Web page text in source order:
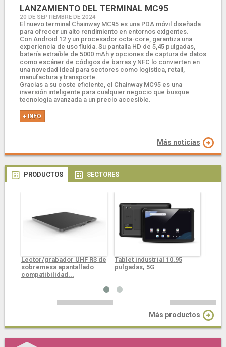
LANZAMIENTO DEL TERMINAL MC95
20 DE SEPTIEMBRE DE 2024
El nuevo terminal Chainway MC95 es una PDA móvil diseñada
para ofrecer un alto rendimiento en entornos exigentes.
Con Android 12 y un procesador octa-core, garantiza una
experiencia de uso fluida. Su pantalla HD de 5,45 pulgadas,
batería extraíble de 5000 mAh y opciones de captura de datos
como escáner de códigos de barras y NFC lo convierten en
una novedad ideal para sectores como logística, retail,
manufactura y transporte.
Gracias a su coste eficiente, el Chainway MC95 es una
inversión inteligente para cualquier negocio que busque
tecnología avanzada a un precio accesible.
+ INFO
Más noticias
PRODUCTOS SECTORES
Lector/grabador UHF R3 de
sobremesa apantallado
compatibilidad...
Tablet industrial 10.95
pulgadas, 5G
Más productos